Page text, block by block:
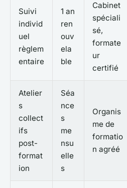
Suivi
individ
uel
règlem
entaire
1 an
ren
ouv
ela
ble
Cabinet
spéciali
sé,
formate
ur
certifié
Atelier
s
collect
ifs
post-
format
ion
Séa
nce
s
me
nsu
elle
s
Organis
me de
formatio
n agréé